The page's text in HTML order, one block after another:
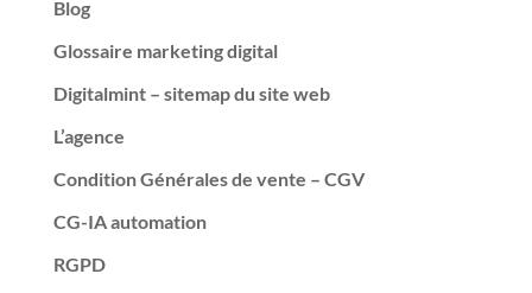
Blog
Glossaire marketing digital
Digitalmint – sitemap du site web
L’agence
Condition Générales de vente – CGV
CG-IA automation
RGPD